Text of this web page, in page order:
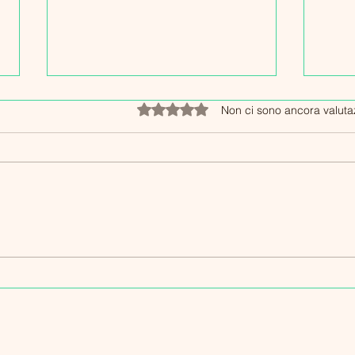
Valutazione 0 stelle su 5.
Non ci sono ancora